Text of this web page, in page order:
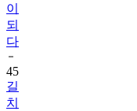
이
되
다
45
길
치